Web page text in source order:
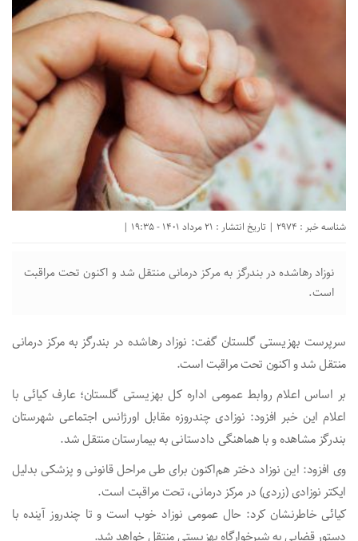
شناسه خبر : 2974 | تاریخ انتشار : 21 مرداد 1401 - 19:35 |
نوزاد رهاشده در بندرگز به مرکز درمانی منتقل شد و اکنون تحت مراقبت
است.
سرپرست بهزیستی گلستان گفت: نوزاد رهاشده در بندرگز به مرکز درمانی
منتقل شد و اکنون تحت مراقبت است.
بر اساس اعلام روابط عمومی اداره کل بهزیستی گلستان؛ عارف کیائی با
اعلام این خبر افزود: نوزادی چندروزه مقابل اورژانس اجتماعی شهرستان
بندرگز مشاهده و با هماهنگی دادستانی به بیمارستان منتقل شد.
وی افزود: این نوزاد دختر هم‌اکنون برای طی مراحل قانونی و پزشکی بدلیل
ایکتر نوزادی (زردی) در مرکز درمانی، تحت مراقبت است.
کیائی خاطرنشان کرد: حال عمومی نوزاد خوب است و تا چندروز آینده با
دستور قضایی به شیرخوارگاه بهزیستی منتقل خواهد شد.